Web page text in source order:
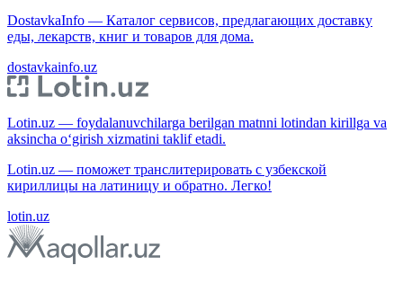
DostavkaInfo — Каталог сервисов, предлагающих доставку
еды, лекарств, книг и товаров для дома.
dostavkainfo.uz
Lotin.uz — foydalanuvchilarga berilgan matnni lotindan kirillga va
aksincha o‘girish xizmatini taklif etadi.
Lotin.uz — поможет транслитерировать с узбекской
кириллицы на латиницу и обратно. Легко!
lotin.uz